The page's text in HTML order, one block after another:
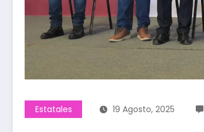
Estatales 19 Agosto, 2025